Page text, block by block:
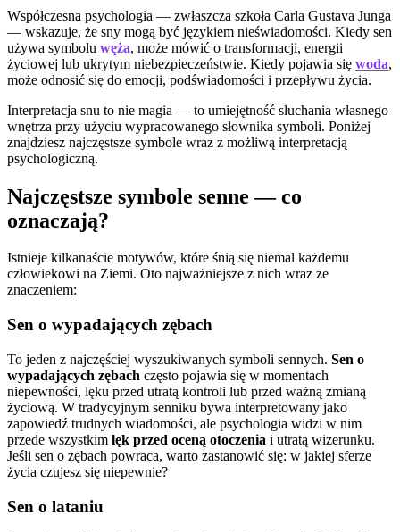
Współczesna psychologia — zwłaszcza szkoła Carla Gustava Junga
— wskazuje, że sny mogą być językiem nieświadomości. Kiedy sen
używa symbolu węża, może mówić o transformacji, energii
życiowej lub ukrytym niebezpieczeństwie. Kiedy pojawia się woda,
może odnosić się do emocji, podświadomości i przepływu życia.
Interpretacja snu to nie magia — to umiejętność słuchania własnego
wnętrza przy użyciu wypracowanego słownika symboli. Poniżej
znajdziesz najczęstsze symbole wraz z możliwą interpretacją
psychologiczną.
Najczęstsze symbole senne — co
oznaczają?
Istnieje kilkanaście motywów, które śnią się niemal każdemu
człowiekowi na Ziemi. Oto najważniejsze z nich wraz ze
znaczeniem:
Sen o wypadających zębach
To jeden z najczęściej wyszukiwanych symboli sennych. Sen o
wypadających zębach często pojawia się w momentach
niepewności, lęku przed utratą kontroli lub przed ważną zmianą
życiową. W tradycyjnym senniku bywa interpretowany jako
zapowiedź trudnych wiadomości, ale psychologia widzi w nim
przede wszystkim lęk przed oceną otoczenia i utratą wizerunku.
Jeśli sen o zębach powraca, warto zastanowić się: w jakiej sferze
życia czujesz się niepewnie?
Sen o lataniu